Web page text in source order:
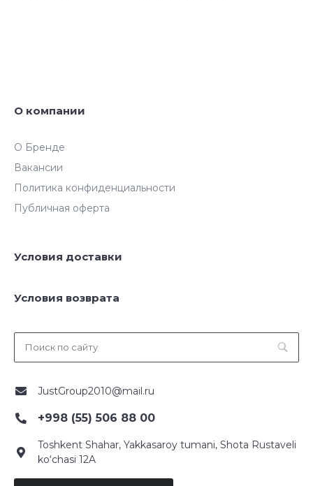
О компании
О Бренде
Вакансии
Политика конфиденциальности
Публичная оферта
Условия доставки
Условия возврата
JustGroup2010@mail.ru
+998 (55) 506 88 00
Toshkent Shahar, Yakkasaroy tumani, Shota Rustaveli
ko‘chasi 12A